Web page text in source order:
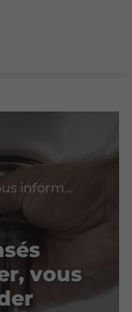
Des contenus pensés pour vous informer, vous inspirer, vous guider
vous